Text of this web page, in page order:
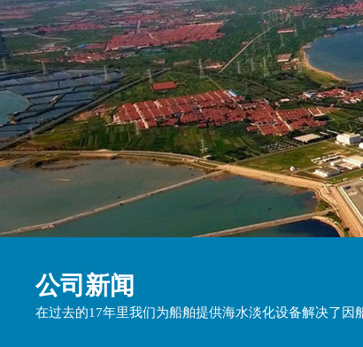
公司新闻
在过去的17年里我们为船舶提供海水淡化设备解决了因